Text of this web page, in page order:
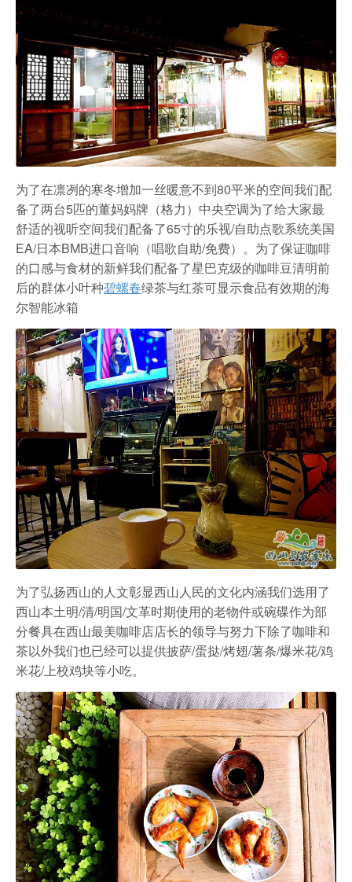
为了在凛冽的寒冬增加一丝暖意不到80平米的空间我们配
备了两台5匹的董妈妈牌（格力）中央空调为了给大家最
舒适的视听空间我们配备了65寸的乐视/自助点歌系统美国
EA/日本BMB进口音响（唱歌自助/免费）。为了保证咖啡
的口感与食材的新鲜我们配备了星巴克级的咖啡豆清明前
后的群体小叶种碧螺春绿茶与红茶可显示食品有效期的海
尔智能冰箱
为了弘扬西山的人文彰显西山人民的文化内涵我们选用了
西山本土明/清/明国/文革时期使用的老物件或碗碟作为部
分餐具在西山最美咖啡店店长的领导与努力下除了咖啡和
茶以外我们也已经可以提供披萨/蛋挞/烤翅/薯条/爆米花/鸡
米花/上校鸡块等小吃。